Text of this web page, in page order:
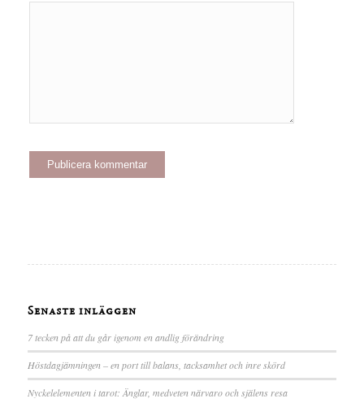
Senaste inläggen
7 tecken på att du går igenom en andlig förändring
Höstdagjämningen – en port till balans, tacksamhet och inre skörd
Nyckelelementen i tarot: Änglar, medveten närvaro och själens resa